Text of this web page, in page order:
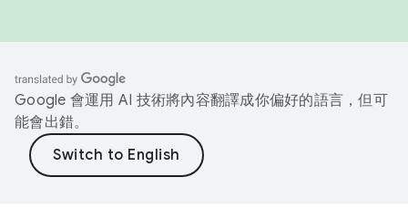
Google 會運用 AI 技術將內容翻譯成你偏好的語言，但可
能會出錯。